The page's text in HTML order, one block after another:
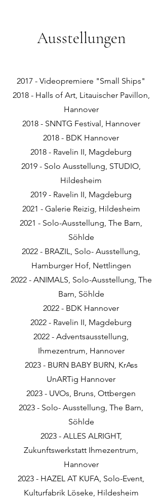
Ausstellungen
2017 - Videopremiere "Small Ships"
2018 - Halls of Art, Litauischer Pavillon,
Hannover
2018 - SNNTG Festival, Hannover
2018 - BDK Hannover
2018 - Ravelin II, Magdeburg
2019 - Solo Ausstellung, STUDIO,
Hildesheim
2019 - Ravelin II, Magdeburg
2021 - Galerie Reizig, Hildesheim
2021 - Solo-Ausstellung, The Barn,
Söhlde
2022 - BRAZIL, Solo- Ausstellung,
Hamburger Hof, Nettlingen
2022 - ANIMALS, Solo-Ausstellung, The
Barn, Söhlde
2022 - BDK Hannover
2022 - Ravelin II, Magdeburg
2022 - Adventsausstellung,
Ihmezentrum, Hannover
2023 - BURN BABY BURN, KrAss
UnARTig Hannover
2023 - UVOs, Bruns, Ottbergen
2023 - Solo- Ausstellung, The Barn,
Söhlde
2023 - ALLES ALRIGHT,
Zukunftswerkstatt Ihmezentrum,
Hannover
2023 - HAZEL AT KUFA, Solo-Event,
Kulturfabrik Löseke, Hildesheim